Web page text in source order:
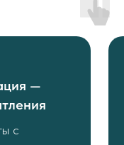
—
с